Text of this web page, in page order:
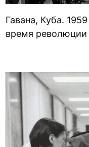
Гавана, Куба.
время революции